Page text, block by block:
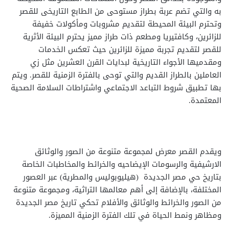
به والتي تضم عربة بطراز مستوحى من الطابع التاريخى للقصر
وتحترم البيئة المحيطة لتقديم مشروبات ومأكولات خفيفة
للزائرين، وكافتيريا ومطعم ذات طراز مميز يحترم البيئة الأثرية
للقصر لتقديم تجربة مميزة للزائرين حيث تعكس الخدمات
ومقدميها الأجواء التاريخية لبدايات القرن العشرين مثل زي
العاملين بالطراز القديم والتي توحى بالفترة الزمنية للقصر. ويتم
بها تطبيق شروط التباعد الاجتماعي واشتراطات السلامة الصحية
المعتمدة.
ويقدم القصر معرض لمجموعة متنوعة من الصور والوثائق
الارشيفية والرسومات الإيضاحيه والخرائط والمخاطبات الخاصة
بتاريخ حي مصر الجديدة (هيليوبوليس والمطرية) عبر العصور
المختلفة، بالإضافة إلى أهم معالمها التراثية، ومجموعة متنوعة
من الصور والخرائط والوثائق والأفلام تحكي تاريخ مصر الجديدة
ومظاهر ونمط الحياة في تلك الفترة الزمنية المميزة.